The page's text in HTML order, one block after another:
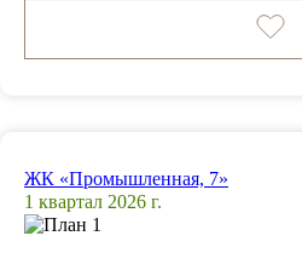
ЖК «Промышленная, 7»
1 квартал 2026 г.